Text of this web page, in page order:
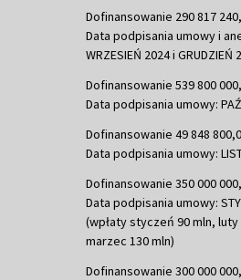
Dofinansowanie 290 817
Data podpisania umowy i
WRZESIEŃ 2024 i GRUDZIEŃ
Dofinansowanie 539 800
Data podpisania umowy:
Dofinansowanie 49 848
Data podpisania umowy:
Dofinansowanie 350 000
Data podpisania umowy:
(wpłaty styczeń 90 mln, luty
marzec 130 mln)
Dofinansowanie 300 000